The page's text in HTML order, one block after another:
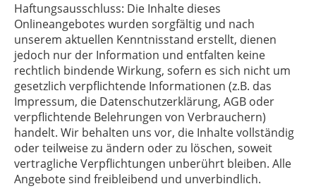
Haftungsausschluss: Die Inhalte dieses
Onlineangebotes wurden sorgfältig und nach
unserem aktuellen Kenntnisstand erstellt, dienen
jedoch nur der Information und entfalten keine
rechtlich bindende Wirkung, sofern es sich nicht um
gesetzlich verpflichtende Informationen (z.B. das
Impressum, die Datenschutzerklärung, AGB oder
verpflichtende Belehrungen von Verbrauchern)
handelt. Wir behalten uns vor, die Inhalte vollständig
oder teilweise zu ändern oder zu löschen, soweit
vertragliche Verpflichtungen unberührt bleiben. Alle
Angebote sind freibleibend und unverbindlich.